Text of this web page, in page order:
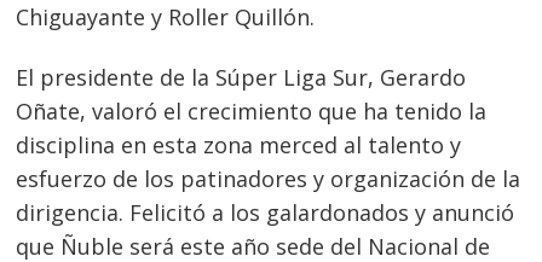
Chiguayante y Roller Quillón.
El presidente de la Súper Liga Sur, Gerardo
Oñate, valoró el crecimiento que ha tenido la
disciplina en esta zona merced al talento y
esfuerzo de los patinadores y organización de la
dirigencia. Felicitó a los galardonados y anunció
que Ñuble será este año sede del Nacional de
Navegación
de
entradas